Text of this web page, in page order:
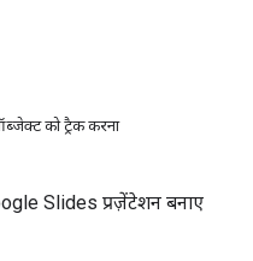
को ट्रैक करना
Slides प्रज़ेंटेशन बनाए